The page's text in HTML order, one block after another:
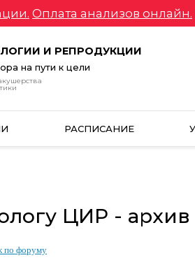
Оплата анализов онлайн.
И РЕПРОДУКЦИИ
на пути к цели
РАСПИСАНИЕ
ЦИР - архив
по форуму